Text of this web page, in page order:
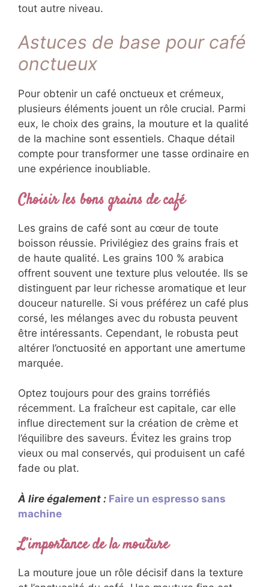
tout autre niveau.
Astuces de base pour café
onctueux
Pour obtenir un café onctueux et crémeux,
plusieurs éléments jouent un rôle crucial. Parmi
eux, le choix des grains, la mouture et la qualité
de la machine sont essentiels. Chaque détail
compte pour transformer une tasse ordinaire en
une expérience inoubliable.
Choisir les bons grains de café
Les grains de café sont au cœur de toute
boisson réussie. Privilégiez des grains frais et
de haute qualité. Les grains 100 % arabica
offrent souvent une texture plus veloutée. Ils se
distinguent par leur richesse aromatique et leur
douceur naturelle. Si vous préférez un café plus
corsé, les mélanges avec du robusta peuvent
être intéressants. Cependant, le robusta peut
altérer l’onctuosité en apportant une amertume
marquée.
Optez toujours pour des grains torréfiés
récemment. La fraîcheur est capitale, car elle
influe directement sur la création de crème et
l’équilibre des saveurs. Évitez les grains trop
vieux ou mal conservés, qui produisent un café
fade ou plat.
À lire également : Faire un espresso sans
machine
L’importance de la mouture
La mouture joue un rôle décisif dans la texture